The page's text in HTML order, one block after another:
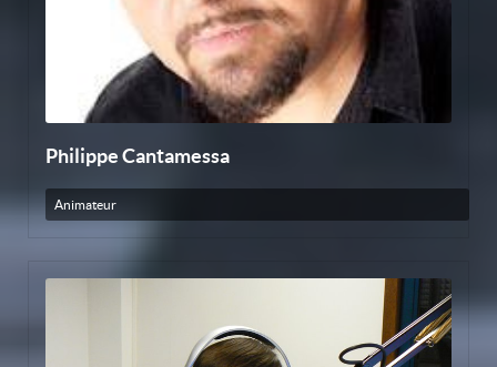
Philippe Cantamessa
Animateur